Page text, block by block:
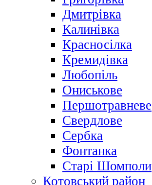
Дмитрівка
Калинівка
Красносілка
Кремидівка
Любопіль
Ониськове
Першотравневе
Свердлове
Сербка
Фонтанка
Старі Шомполи
Котовський район